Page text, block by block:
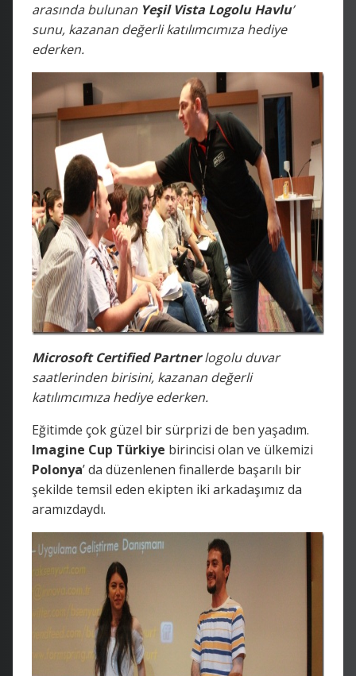
arasında bulunan Yeşil Vista Logolu Havlu’
sunu, kazanan değerli katılımcımıza hediye
ederken.
Microsoft Certified Partnerlogolu duvar
saatlerinden birisini, kazanan değerli
katılımcımıza hediye ederken.
Eğitimde çok güzel bir sürprizi de ben yaşadım.
Imagine Cup Türkiye birincisi olan ve ülkemizi
Polonya’ da düzenlenen finallerde başarılı bir
şekilde temsil eden ekipten iki arkadaşımız da
aramızdaydı.